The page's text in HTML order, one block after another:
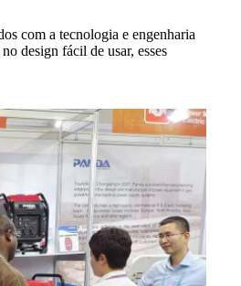
com a tecnologia e engenharia
design fácil de usar, esses